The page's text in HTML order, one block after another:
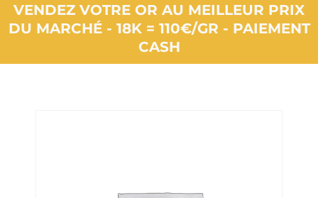
VENDEZ VOTRE OR AU MEILLEUR PRIX
DU MARCHÉ - 18K = 110€/GR - PAIEMENT
CASH